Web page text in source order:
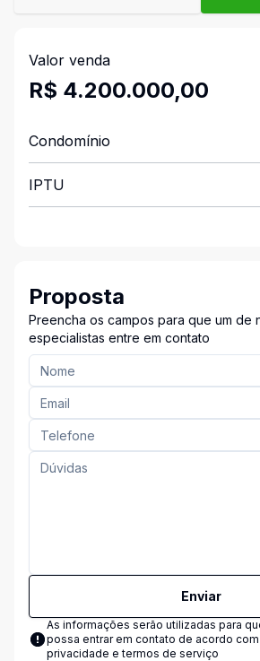
Valor venda
R$ 4.200.000,00
Condomínio
IPTU
Proposta
Preencha os campos para que um de
especialistas entre em contato
Enviar
As informações serão utilizadas para
possa entrar em contato de acordo com
privacidade e termos de serviço